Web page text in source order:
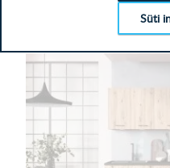
nagy mértékben
Váz: Korona tölgy
​Lábazat:
Az elemek műanyag
cm-t állíthatók, amik elé
takaró lécek kerülnek.
487
Süti